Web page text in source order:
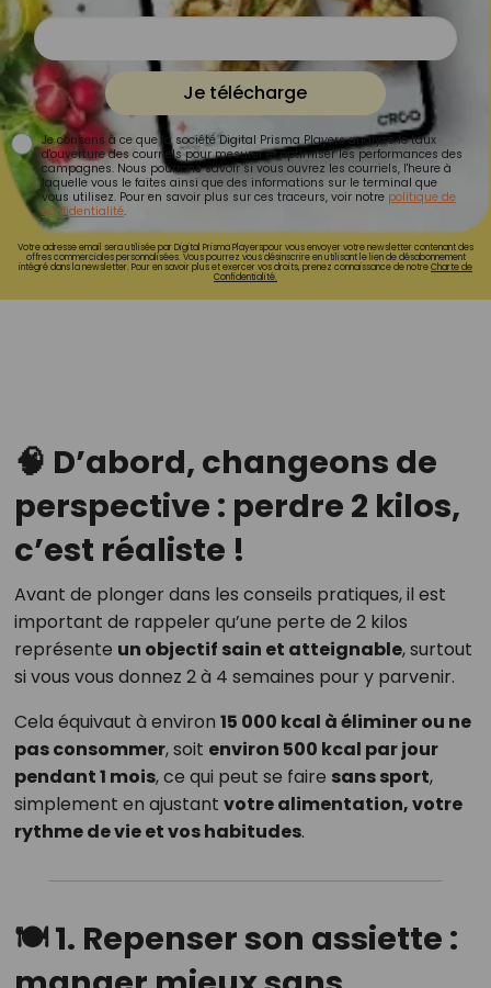
Je télécharge
Je consens à ce que la société Digital Prisma Players analyse le taux
d'ouverture des courriels pour mesurer et optimiser les performances des
campagnes. Nous pourrons savoir si vous ouvrez les courriels, l'heure à
laquelle vous le faites ainsi que des informations sur le terminal que
vous utilisez. Pour en savoir plus sur ces traceurs, voir notre politique de
confidentialité.
Votre adresse email sera utilisée par Digital Prisma Playerspour vous envoyer votre newsletter contenant des
offres commerciales personnalisées. Vous pourrez vous désinscrire en utilisant le lien de désabonnement
intégré dans la newsletter. Pour en savoir plus et exercer vos droits, prenez connaissance de notreCharte de
Confidentialité.
🧠 D’abord, changeons de
perspective : perdre 2 kilos,
c’est réaliste !
Avant de plonger dans les conseils pratiques, il est
important de rappeler qu’une perte de 2 kilos
représente un objectif sain et atteignable, surtout
si vous vous donnez 2 à 4 semaines pour y parvenir.
Cela équivaut à environ 15 000 kcal à éliminer ou ne
pas consommer, soit environ 500 kcal par jour
pendant 1 mois, ce qui peut se faire sans sport,
simplement en ajustant votre alimentation, votre
rythme de vie et vos habitudes.
🍽️ 1. Repenser son assiette :